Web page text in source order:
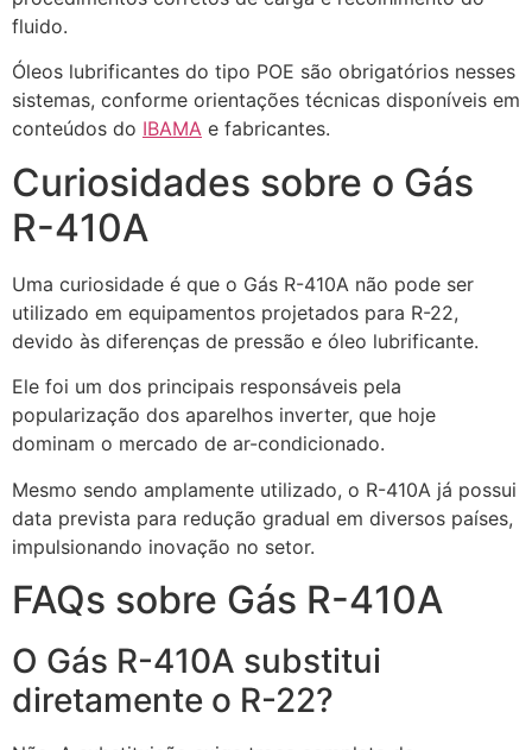
fluido.
Óleos lubrificantes do tipo POE são obrigatórios nesses
sistemas, conforme orientações técnicas disponíveis em
conteúdos do IBAMA e fabricantes.
Curiosidades sobre o Gás
R-410A
Uma curiosidade é que o Gás R-410A não pode ser
utilizado em equipamentos projetados para R-22,
devido às diferenças de pressão e óleo lubrificante.
Ele foi um dos principais responsáveis pela
popularização dos aparelhos inverter, que hoje
dominam o mercado de ar-condicionado.
Mesmo sendo amplamente utilizado, o R-410A já possui
data prevista para redução gradual em diversos países,
impulsionando inovação no setor.
FAQs sobre Gás R-410A
O Gás R-410A substitui
diretamente o R-22?